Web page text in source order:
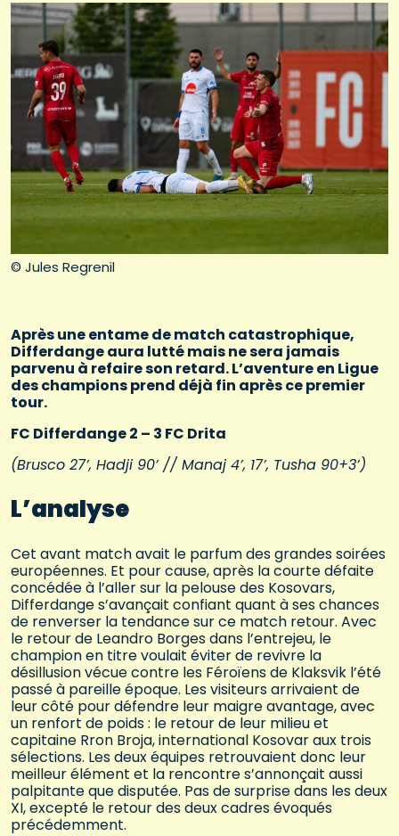
© Jules Regrenil
Après une entame de match catastrophique,
Differdange aura lutté mais ne sera jamais
parvenu à refaire son retard. L’aventure en Ligue
des champions prend déjà fin après ce premier
tour.
FC Differdange 2 – 3 FC Drita
(Brusco 27’, Hadji 90’ // Manaj 4’, 17’, Tusha 90+3’)
L’analyse
Cet avant match avait le parfum des grandes soirées
européennes. Et pour cause, après la courte défaite
concédée à l’aller sur la pelouse des Kosovars,
Differdange s’avançait confiant quant à ses chances
de renverser la tendance sur ce match retour. Avec
le retour de Leandro Borges dans l’entrejeu, le
champion en titre voulait éviter de revivre la
désillusion vécue contre les Féroïens de Klaksvik l’été
passé à pareille époque. Les visiteurs arrivaient de
leur côté pour défendre leur maigre avantage, avec
un renfort de poids : le retour de leur milieu et
capitaine Rron Broja, international Kosovar aux trois
sélections. Les deux équipes retrouvaient donc leur
meilleur élément et la rencontre s’annonçait aussi
palpitante que disputée. Pas de surprise dans les deux
XI, excepté le retour des deux cadres évoqués
précédemment.